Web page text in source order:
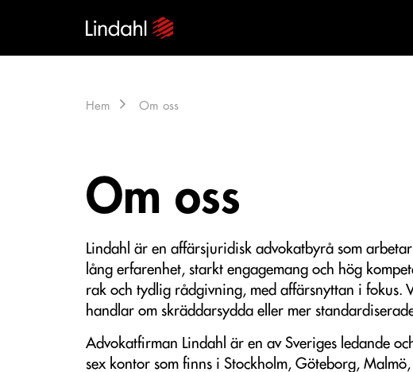
Hem Om oss
Om oss
Lindahl är en affärsjuridisk advokatbyrå som
lång erfarenhet, starkt engagemang och hög
rak och tydlig rådgivning, med affärsnyttan i fokus.
handlar om skräddarsydda eller mer
Advokatfirman Lindahl är en av Sveriges ledande
sex kontor som finns i Stockholm, Göteborg,